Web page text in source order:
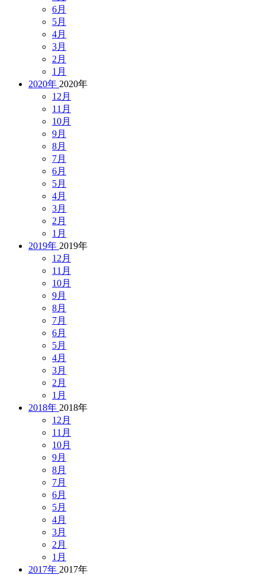
6月
5月
4月
3月
2月
1月
2020年 2020年
12月
11月
10月
9月
8月
7月
6月
5月
4月
3月
2月
1月
2019年 2019年
12月
11月
10月
9月
8月
7月
6月
5月
4月
3月
2月
1月
2018年 2018年
12月
11月
10月
9月
8月
7月
6月
5月
4月
3月
2月
1月
2017年 2017年